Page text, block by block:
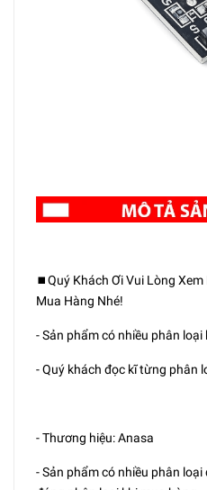
⏹️Quý Khách Ơi Vui Lòng
Mua Hàng Nhé!
- Sản phẩm có nhiều phân loại
- Quý khách đọc kĩ từng phân
- Thương hiệu: Anasa
- Sản phẩm có nhiều phân